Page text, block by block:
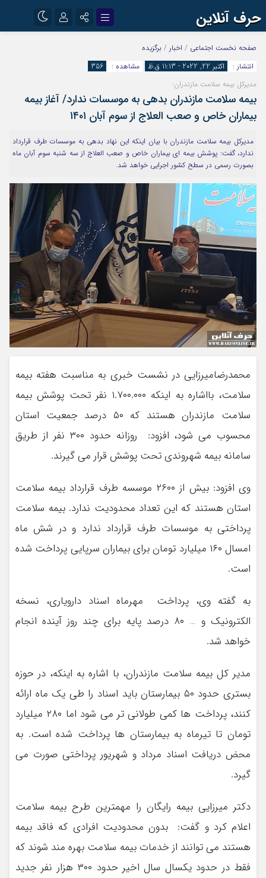
حرف آنلاین
اینستاگرام
آپارات
رمز عبور
مرا به خاطر بسپار
صفحه نخست اجتماعی / اخبار / برگزیده
انتشار :
اکتبر 22, 2022 - 11:13 ق.ظ مشاهده :
356
مدیرکل بیمه سلامت مازندران:
بیمه سلامت مازندران بدهی به موسسات ندارد/ آغاز بیمه
بیماران خاص و صعب العلاج از سوم آبان ۱۴۰۱
مدیرکل بیمه سلامت مازندران با بیان اینکه این نهاد بدهی به موسسات طرف قرارداد
ندارد، گفت: پوشش بیمه ای بیماران خاص و صعب العلاج از سه شنبه سوم آبان ماه
بصورت رسمی در سطح کشور اجرایی خواهد شد.
محمدرضامیرزایی در نشست خبری به مناسبت هفته بیمه
سلامت، بااشاره به اینکه ۱.۷۰۰.۰۰۰ نفر تحت پوشش بیمه
سلامت مازندران هستند که ۵۰ درصد جمعیت استان
محسوب می شود، افزود: روزانه حدود ۳۰۰ نفر از طریق
سامانه بیمه شهروندی تحت پوشش قرار می گیرند.
وی افزود: بیش از ۲۶۰۰ موسسه طرف قرارداد بیمه سلامت
استان هستند که این تعداد محدودیت ندارد. بیمه سلامت
پرداختی به موسسات طرف قرارداد ندارد و در شش ماه
امسال ۱۶۰ میلیارد تومان برای بیماران سرپایی پرداخت شده
است.
به گفته وی، پرداخت مهرماه اسناد دارویاری، نسخه
الکترونیک و … ۸۰ درصد پایه برای چند روز آینده انجام
خواهد شد.
مدیر کل بیمه سلامت مازندران، با اشاره به اینکه، در حوزه
بستری حدود ۵۰ بیمارستان باید اسناد را طی یک ماه ارائه
کنند، پرداخت ها کمی طولانی تر می شود‌ اما ۲۸۰ میلیارد
تومان تا تیرماه به بیمارستان ها پرداخت شده است. به
محض دریافت اسناد مرداد و شهریور پرداختی صورت می
گیرد.
دکتر میرزایی بیمه رایگان را مهمترین طرح بیمه سلامت
اعلام کرد و گفت: بدون محدودیت افرادی که فاقد بیمه
هستند می توانند از خدمات بیمه سلامت بهره مند شوند که
فقط در حدود یکسال سال اخیر حدود ۳۰۰ هزار نفر جدید